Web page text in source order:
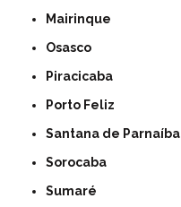
Mairinque
Osasco
Piracicaba
Porto Feliz
Santana de Parnaíba
Sorocaba
Sumaré